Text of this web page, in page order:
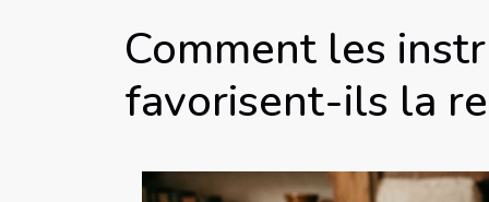
Comment les
favorisent-ils la